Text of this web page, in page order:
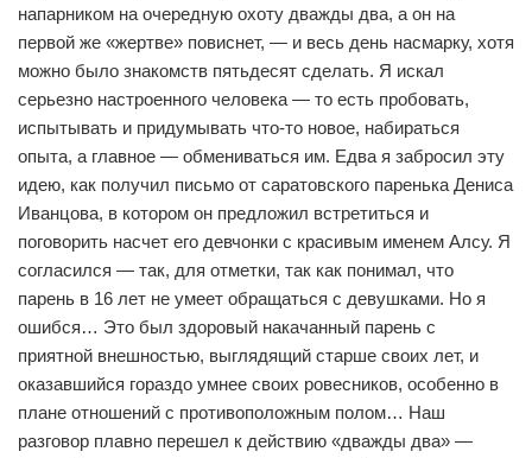
напарником на очередную охоту дважды два, а он на
первой же «жертве» повиснет, — и весь день насмарку, хотя
можно было знакомств пятьдесят сделать. Я искал
серьезно настроенного человека — то есть пробовать,
испытывать и придумывать что-то новое, набираться
опыта, а главное — обмениваться им. Едва я забросил эту
идею, как получил письмо от саратовского паренька Дениса
Иванцова, в котором он предложил встретиться и
поговорить насчет его девчонки с красивым именем Алсу. Я
согласился — так, для отметки, так как понимал, что
парень в 16 лет не умеет обращаться с девушками. Но я
ошибся… Это был здоровый накачанный парень с
приятной внешностью, выглядящий старше своих лет, и
оказавшийся гораздо умнее своих ровесников, особенно в
плане отношений с противоположным полом… Наш
разговор плавно перешел к действию «дважды два» —